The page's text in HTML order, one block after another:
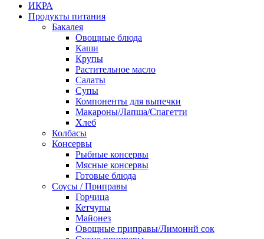
ИКРА
Продукты питания
Бакалея
Овощные блюда
Каши
Крупы
Растительное масло
Салаты
Супы
Компоненты для выпечки
Макароны/Лапша/Спагетти
Хлеб
Колбасы
Консервы
Рыбные консервы
Мясные консервы
Готовые блюда
Соусы / Приправы
Горчица
Кетчупы
Майонез
Овощные приправы/Лимоннй сок